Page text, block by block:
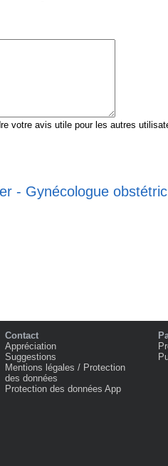
votre avis utile pour les autres
- Gynécologue
Contact
Appréciation
Suggestions
Mentions légales / Protection
des données
Protection des données App